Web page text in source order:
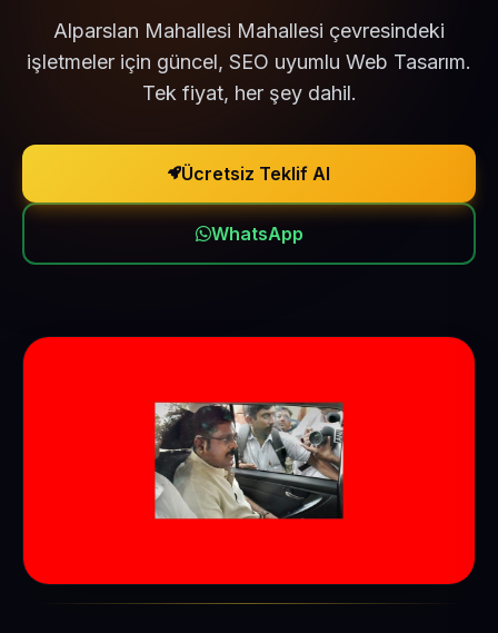
Alparslan Mahallesi Mahallesi çevresindeki
işletmeler için güncel, SEO uyumlu Web Tasarım.
Tek fiyat, her şey dahil.
Ücretsiz Teklif Al
WhatsApp